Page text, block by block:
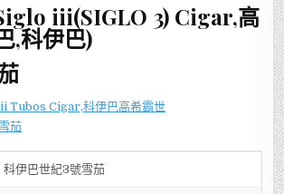
(高
斯
巴,
iii(SIGLO 3) Cigar,高
,科伊巴)
科伊巴世紀3號雪茄